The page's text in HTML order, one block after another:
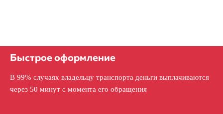
Быстрое оформление
В 99% случаях владельцу транспорта деньги выплачиваются
через 50 минут с момента его обращения